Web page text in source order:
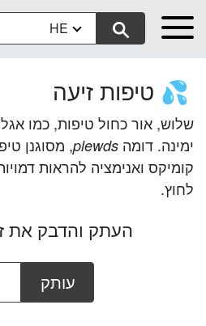
HE
💦 טיפות זיעה
שלוש, אור כחול טיפות, כמו
ימינה. דומה plewds, מסוגנן
קומיקס ואנימציה להראות
לחוץ.
העתק והדבק את
עותק